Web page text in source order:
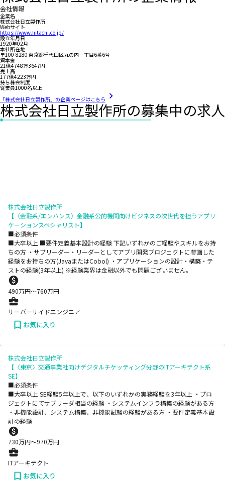
会社情報
企業名
株式会社日立製作所
Webサイト
https://www.hitachi.co.jp/
設立年月日
1920年02月
本社所在地
〒100-8280 東京都千代田区丸の内一丁目6番6号
資本金
21億4748万3647円
売上高
177億4223万円
持ち株会制度
従業員1000名以上
「株式会社日立製作所」の企業ページはこちら
株式会社日立製作所の募集中の求人
株式会社日立製作所
【〈金融系/エンハンス〉金融系公的機関向けビジネスの次世代を担うアプリ
ケーションスペシャリスト】
■必須条件
■大卒以上 ■要件定義基本設計の経験 下記いずれかのご経験やスキルをお持
ちの方 ・サブリーダー・リーダーとしてアプリ開発プロジェクトに参画した
経験をお持ちの方(JavaまたはCobol) ・アプリケーションの設計・構築・テ
ストの経験(3年以上) ※経験業界は金融以外でも問題ございません。
490万円〜760万円
サーバーサイドエンジニア
お気に入り
株式会社日立製作所
【〈東京〉交通事業社向けデジタルチケッティング分野のITアーキテクト系
SE】
■必須条件
■大卒以上 SE経験5年以上で、以下のいずれかの実務経験を3年以上 ・プロ
ジェクトにてサブリーダ相当の経験 ・システムインフラ構築の経験がある方
・非機能設計、システム構築、非機能試験の経験がある方 ・要件定義基本設
計の経験
730万円〜970万円
ITアーキテクト
お気に入り